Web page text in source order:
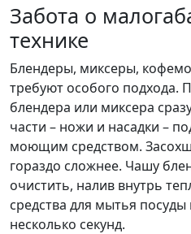
Забота о
технике
Блендеры, миксеры,
требуют особого подхода.
блендера или миксера
части – ножи и насадки –
моющим средством.
гораздо сложнее. Чашу
очистить, налив внутрь
средства для мытья
несколько секунд.